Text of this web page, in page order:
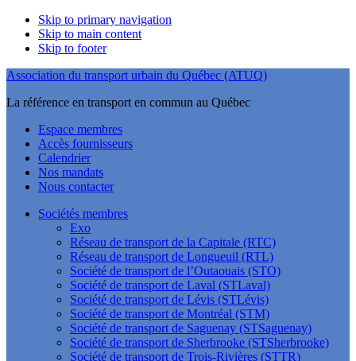
Skip to primary navigation
Skip to main content
Skip to footer
Association du transport urbain du Québec (ATUQ)
La référence en transport en commun au Québec
Espace membres
Accès fournisseurs
Calendrier
Nos mandats
Nous contacter
Sociétés membres
Exo
Réseau de transport de la Capitale (RTC)
Réseau de transport de Longueuil (RTL)
Société de transport de l’Outaouais (STO)
Société de transport de Laval (STLaval)
Société de transport de Lévis (STLévis)
Société de transport de Montréal (STM)
Société de transport de Saguenay (STSaguenay)
Société de transport de Sherbrooke (STSherbrooke)
Société de transport de Trois-Rivières (STTR)